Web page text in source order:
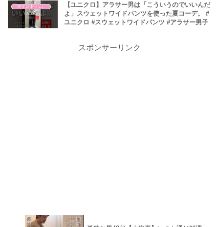
【ユニクロ】アラサー男は「こういうのでいいんだ
よ」スウェットワイドパンツを使った夏コーデ。 #
ユニクロ #スウェットワイドパンツ #アラサー男子
スポンサーリンク